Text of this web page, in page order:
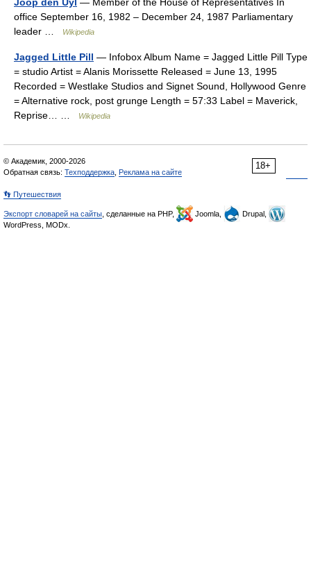
office September 16, 1982 – December 24, 1987 Parliamentary
leader …
Wikipedia
Jagged Little Pill — Infobox Album Name = Jagged Little Pill Type
= studio Artist = Alanis Morissette Released = June 13, 1995
Recorded = Westlake Studios and Signet Sound, Hollywood Genre
= Alternative rock, post grunge Length = 57:33 Label = Maverick,
Reprise… …
Wikipedia
18+
© Академик, 2000-2026
Обратная связь: Техподдержка Реклама на сайте
👣 Путешествия
Экспорт словарей на сайты , сделанные на PHP, Joomla,
Drupal,
WordPress, MODx.